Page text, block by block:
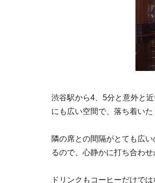
渋谷駅から4、5分と意外と
にも広い空間で、落ち着い
隣の席との間隔がとても広
るので、心静かに打ち合わせ
ドリンクもコーヒーだけで